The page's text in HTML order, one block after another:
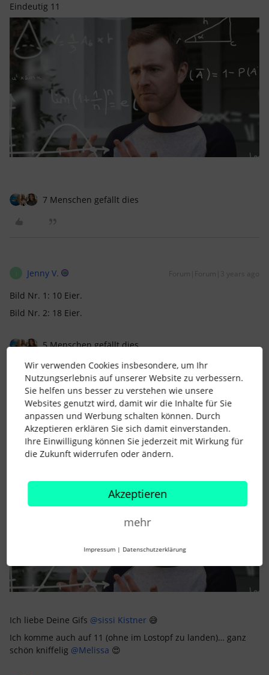
Eindeutig 11
7 Menschen gefällt dies
Jenny V. Forum|Forum|3 years ago
Bild Nr. 1: 10 Eier.
Bild Nr. 2: 18 Eier.
5 Menschen gefällt dies
Hanna Be Forum|Forum|3 years ago
Eindeutig 11
Ich liebe Deine Gifs @sissi Kistner 😅
Ich komme auch auf 11 (ohne im Lostopf zu landen)… ganz
schön kniffelig @Melissa 😍
Wir verwenden Cookies insbesondere, um Ihr
Nutzungserlebnis auf unserer Website zu verbessern.
Sie helfen uns besser zu verstehen wie unsere
Websites genutzt wird, damit wir die Inhalte für Sie
anpassen und Werbung schalten können. Durch
Akzeptieren erklären Sie sich damit einverstanden.
Ihre Einwilligung können Sie jederzeit mit Wirkung für
die Zukunft widerrufen oder ändern.
Akzeptieren
mehr
Impressum | Datenschutzerklärung